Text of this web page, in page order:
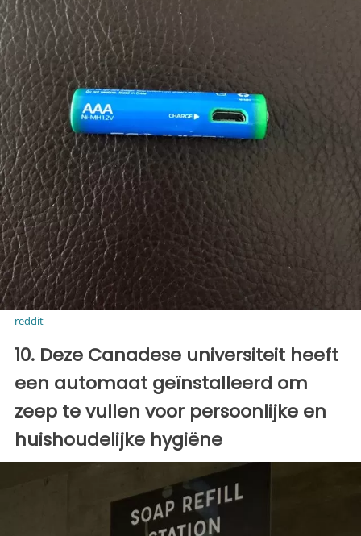
reddit
10. Deze Canadese universiteit heeft
een automaat geïnstalleerd om
zeep te vullen voor persoonlijke en
huishoudelijke hygiëne